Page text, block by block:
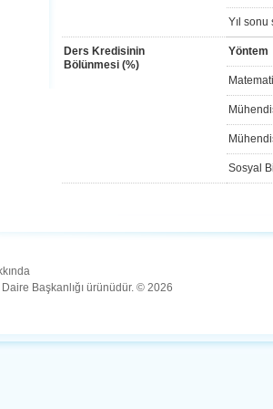
Yıl sonu
Ders Kredisinin
Bölünmesi (%)
Yöntem
Sosyal
Başkanlığı ürünüdür. © 2026